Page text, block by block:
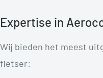
Expertise in
Wij bieden het meest
fietser: